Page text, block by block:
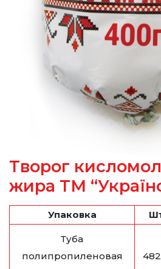
Творог
жира ТМ
Упаковка
Туба
полипропиленовая